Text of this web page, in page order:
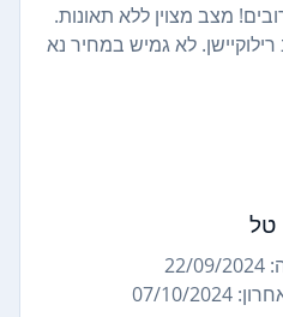
מצב מצוין ללא תאונות.
לא גמיש במחיר נא
טל
10/2024